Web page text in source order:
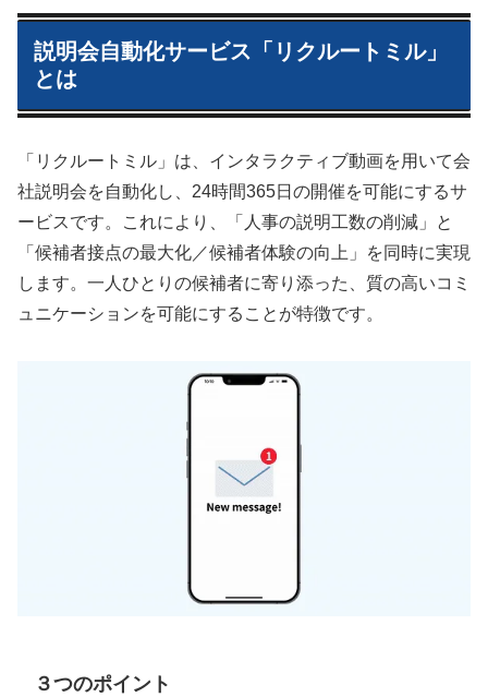
説明会自動化サービス「リクルートミル」
とは
「リクルートミル」は、インタラクティブ動画を用いて会
社説明会を自動化し、24時間365日の開催を可能にするサ
ービスです。これにより、「人事の説明工数の削減」と
「候補者接点の最大化／候補者体験の向上」を同時に実現
します。一人ひとりの候補者に寄り添った、質の高いコミ
ュニケーションを可能にすることが特徴です。
３つのポイント